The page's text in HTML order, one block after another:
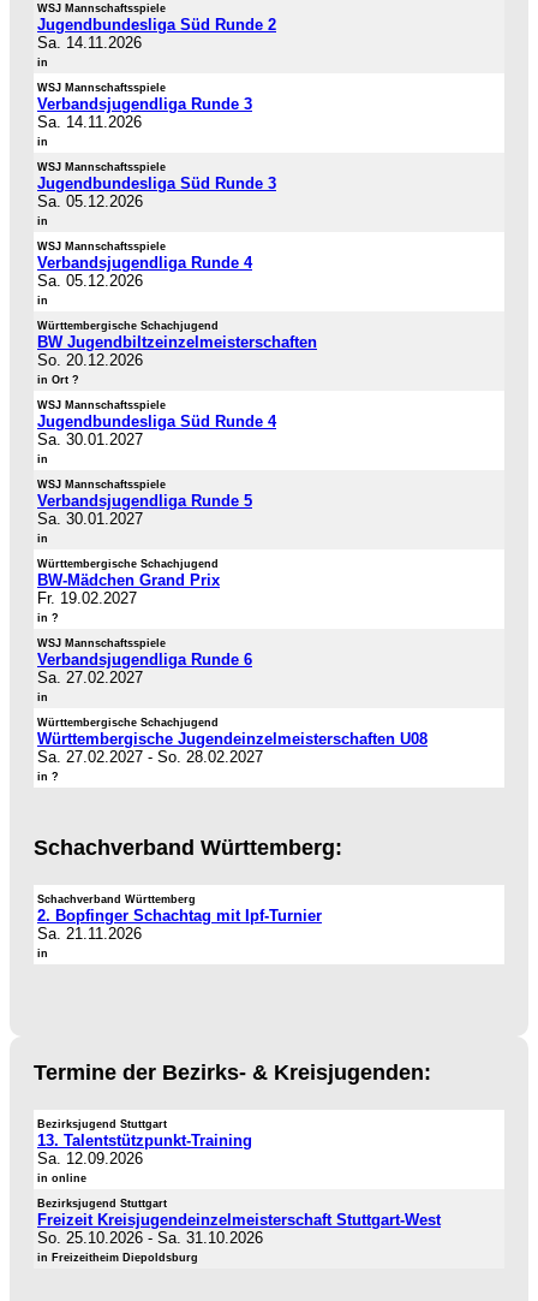
WSJ Mannschaftsspiele
Jugendbundesliga Süd Runde 2
Sa. 14.11.2026
in
WSJ Mannschaftsspiele
Verbandsjugendliga Runde 3
Sa. 14.11.2026
in
WSJ Mannschaftsspiele
Jugendbundesliga Süd Runde 3
Sa. 05.12.2026
in
WSJ Mannschaftsspiele
Verbandsjugendliga Runde 4
Sa. 05.12.2026
in
Württembergische Schachjugend
BW Jugendbiltzeinzelmeisterschaften
So. 20.12.2026
in Ort ?
WSJ Mannschaftsspiele
Jugendbundesliga Süd Runde 4
Sa. 30.01.2027
in
WSJ Mannschaftsspiele
Verbandsjugendliga Runde 5
Sa. 30.01.2027
in
Württembergische Schachjugend
BW-Mädchen Grand Prix
Fr. 19.02.2027
in ?
WSJ Mannschaftsspiele
Verbandsjugendliga Runde 6
Sa. 27.02.2027
in
Württembergische Schachjugend
Württembergische Jugendeinzelmeisterschaften U08
Sa. 27.02.2027 - So. 28.02.2027
in ?
Schachverband Württemberg:
Schachverband Württemberg
2. Bopfinger Schachtag mit Ipf-Turnier
Sa. 21.11.2026
in
Termine der Bezirks- & Kreisjugenden:
Bezirksjugend Stuttgart
13. Talentstützpunkt-Training
Sa. 12.09.2026
in online
Bezirksjugend Stuttgart
Freizeit Kreisjugendeinzelmeisterschaft Stuttgart-West
So. 25.10.2026 - Sa. 31.10.2026
in Freizeitheim Diepoldsburg